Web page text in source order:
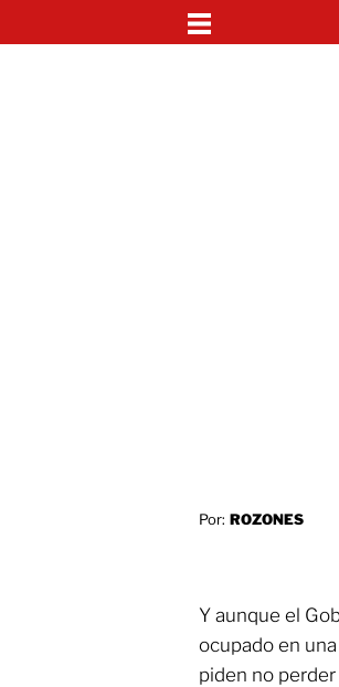
Por: ROZONES
Y aunque el
ocupado en
piden no